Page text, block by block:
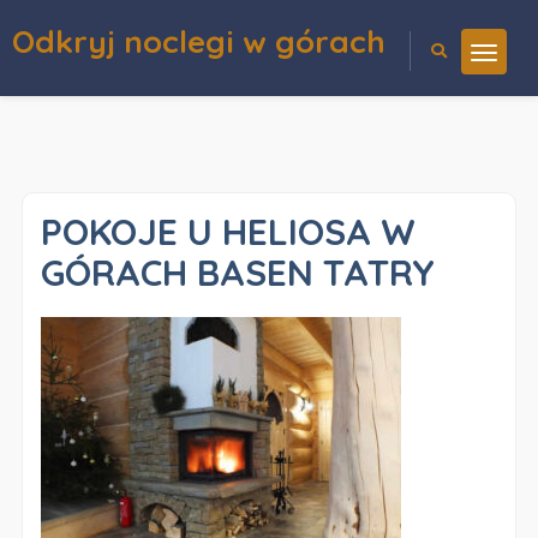
Odkryj noclegi w górach
POKOJE U HELIOSA W
GÓRACH BASEN TATRY